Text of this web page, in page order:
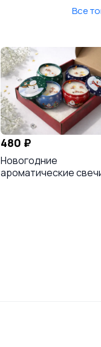
Все
480 ₽
Новогодние
ароматические